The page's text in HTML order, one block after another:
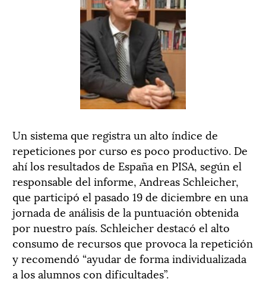
Un sistema que registra un alto índice de
repeticiones por curso es poco productivo. De
ahí los resultados de España en PISA, según el
responsable del informe, Andreas Schleicher,
que participó el pasado 19 de diciembre en una
jornada de análisis de la puntuación obtenida
por nuestro país. Schleicher destacó el alto
consumo de recursos que provoca la repetición
y recomendó “ayudar de forma individualizada
a los alumnos con dificultades”.